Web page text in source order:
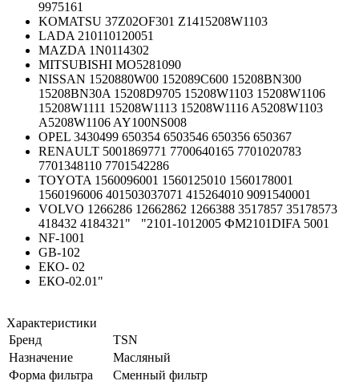
9975161
KOMATSU 37Z02OF301 Z1415208W1103
LADA 210110120051
MAZDA 1N0114302
MITSUBISHI MO5281090
NISSAN 1520880W00 152089C600 15208BN300
15208BN30A 15208D9705 15208W1103 15208W1106
15208W1111 15208W1113 15208W1116 A5208W1103
A5208W1106 AY100NS008
OPEL 3430499 650354 6503546 650356 650367
RENAULT 5001869771 7700640165 7701020783
7701348110 7701542286
TOYOTA 1560096001 1560125010 1560178001
1560196006 401503037071 415264010 9091540001
VOLVO 1266286 12662862 1266388 3517857 35178573
418432 4184321"
"2101-1012005 ФМ2101DIFA 5001
NF-1001
GB-102
ЕКО- 02
ЕКО-02.01"
Характеристики
Бренд
TSN
Назначение
Масляный
Форма фильтра
Сменный фильтр